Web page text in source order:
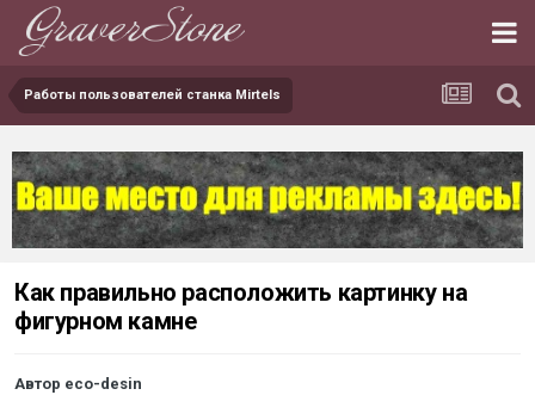
Работы пользователей станка Mirtels
Как правильно расположить картинку на
фигурном камне
Автор eco-desin